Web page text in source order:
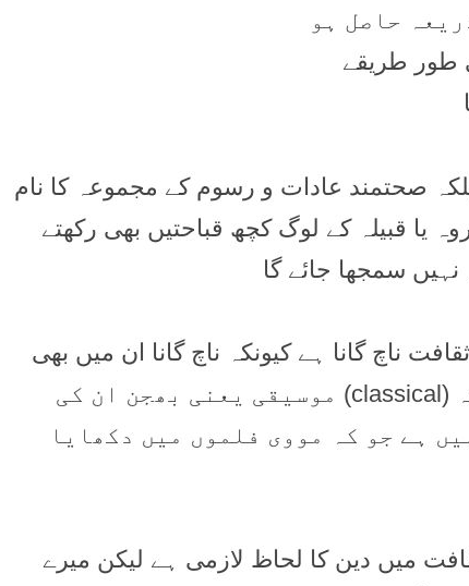
صحتمند عادات و رسوم کے مجموعہ کا نام
یا قبیلہ کے لوگ کچھ قباحتیں بھی رکھتے
سمجھا جائے گا
ناچ گانا ہے کیونکہ ناچ گانا ان میں بھی
صرف چند فیصد لوگ ہی کرتے ہیں ۔ ہاں شائستہ (classical) موسیقی یعنی بھجن ان کی
ہے جو کہ مووی فلموں میں دکھایا
میں دین کا لحاظ لازمی ہے لیکن میرے